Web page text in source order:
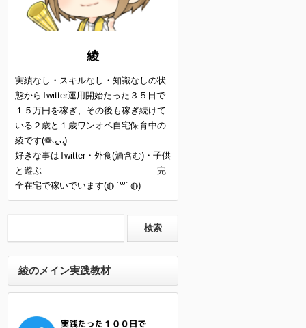
綾
実績なし・スキルなし・知識なしの状
態からTwitter運用開始たった３５日で
１５万円を稼ぎ、その後も稼ぎ続けて
いる２歳と１歳ワンオペ自宅保育中の
綾です(❁ᴗ͈ˬᴗ͈)
好きな事はTwitter・外食(酒含む)・子供
と遊ぶ 完
全在宅で稼いでいます(◍ ´꒳` ◍)
綾のメイン実践教材